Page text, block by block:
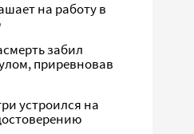
на работу в
забил
приревновав
устроился на